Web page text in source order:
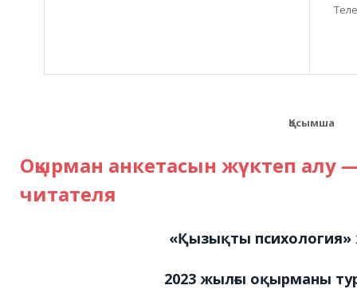
Қосымша
Оқырман анкетасын жүктеп алу
читателя
«Қызықты
2023 жылғы оқырманы